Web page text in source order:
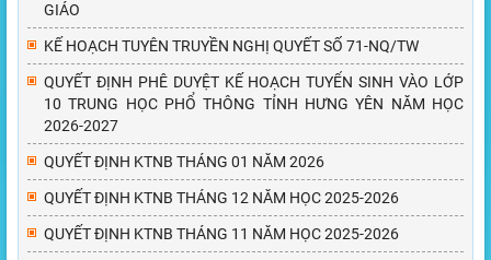
GIÁO
KẾ HOẠCH TUYÊN TRUYỀN NGHỊ QUYẾT SỐ 71-NQ/TW
QUYẾT ĐỊNH PHÊ DUYỆT KẾ HOẠCH TUYỂN SINH VÀO LỚP
10 TRUNG HỌC PHỔ THÔNG TỈNH HƯNG YÊN NĂM HỌC
2026-2027
QUYẾT ĐỊNH KTNB THÁNG 01 NĂM 2026
QUYẾT ĐỊNH KTNB THÁNG 12 NĂM HỌC 2025-2026
QUYẾT ĐỊNH KTNB THÁNG 11 NĂM HỌC 2025-2026